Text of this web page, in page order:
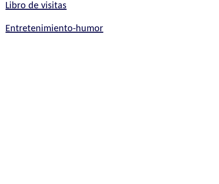
Libro de visitas
Entretenimiento-humor